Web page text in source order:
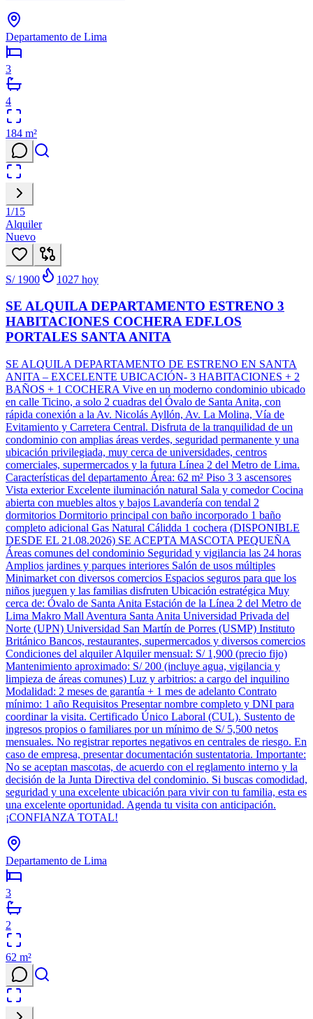
Departamento de Lima
3
4
184 m²
1/15
Alquiler
Nuevo
S/ 1900 1027 hoy
SE ALQUILA DEPARTAMENTO ESTRENO 3
HABITACIONES COCHERA EDF.LOS
PORTALES SANTA ANITA
SE ALQUILA DEPARTAMENTO DE ESTRENO EN SANTA
ANITA – EXCELENTE UBICACIÓN- 3 HABITACIONES + 2
BAÑOS + 1 COCHERA Vive en un moderno condominio ubicado
en calle Ticino, a solo 2 cuadras del Óvalo de Santa Anita, con
rápida conexión a la Av. Nicolás Ayllón, Av. La Molina, Vía de
Evitamiento y Carretera Central. Disfruta de la tranquilidad de un
condominio con amplias áreas verdes, seguridad permanente y una
ubicación privilegiada, muy cerca de universidades, centros
comerciales, supermercados y la futura Línea 2 del Metro de Lima.
Características del departamento Área: 62 m² Piso 3 3 ascensores
Vista exterior Excelente iluminación natural Sala y comedor Cocina
abierta con muebles altos y bajos Lavandería con tendal 2
dormitorios Dormitorio principal con baño incorporado 1 baño
completo adicional Gas Natural Cálidda 1 cochera (DISPONIBLE
DESDE EL 21.08.2026) SE ACEPTA MASCOTA PEQUEÑA
Áreas comunes del condominio Seguridad y vigilancia las 24 horas
Amplios jardines y parques interiores Salón de usos múltiples
Minimarket con diversos comercios Espacios seguros para que los
niños jueguen y las familias disfruten Ubicación estratégica Muy
cerca de: Óvalo de Santa Anita Estación de la Línea 2 del Metro de
Lima Makro Mall Aventura Santa Anita Universidad Privada del
Norte (UPN) Universidad San Martín de Porres (USMP) Instituto
Británico Bancos, restaurantes, supermercados y diversos comercios
Condiciones del alquiler Alquiler mensual: S/ 1,900 (precio fijo)
Mantenimiento aproximado: S/ 200 (incluye agua, vigilancia y
limpieza de áreas comunes) Luz y arbitrios: a cargo del inquilino
Modalidad: 2 meses de garantía + 1 mes de adelanto Contrato
mínimo: 1 año Requisitos Presentar nombre completo y DNI para
coordinar la visita. Certificado Único Laboral (CUL). Sustento de
ingresos propios o familiares por un mínimo de S/ 5,500 netos
mensuales. No registrar reportes negativos en centrales de riesgo. En
caso de empresa, presentar documentación sustentatoria. Importante:
No se aceptan mascotas, de acuerdo con el reglamento interno y la
decisión de la Junta Directiva del condominio. Si buscas comodidad,
seguridad y una excelente ubicación para vivir con tu familia, esta es
una excelente oportunidad. Agenda tu visita con anticipación.
¡CONFIANZA TOTAL!
Departamento de Lima
3
2
62 m²